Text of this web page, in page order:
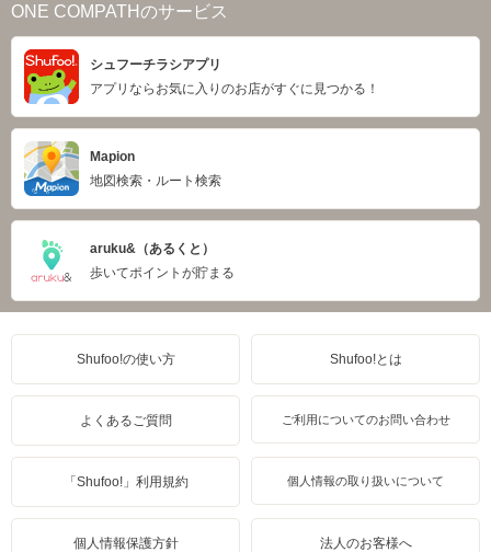
ONE COMPATHのサービス
シュフーチラシアプリ
アプリならお気に入りのお店がすぐに見つかる！
Mapion
地図検索・ルート検索
aruku&（あるくと）
歩いてポイントが貯まる
Shufoo!の使い方 Shufoo!とは
よくあるご質問 ご利用についてのお問い合わせ
「Shufoo!」利用規約 個人情報の取り扱いについて
個人情報保護方針 法人のお客様へ